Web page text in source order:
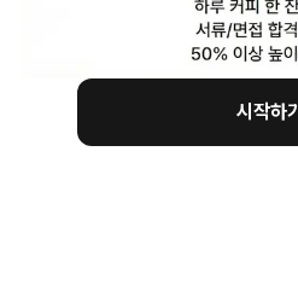
직무 역량을 물어보는 항목이죠.
시작하기